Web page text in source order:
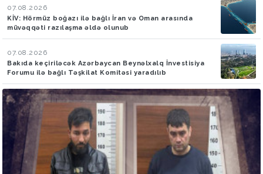
07.08.2026
KİV: Hörmüz boğazı ilə bağlı İran və Oman arasında
müvəqqəti razılaşma əldə olunub
07.08.2026
Bakıda keçiriləcək Azərbaycan Beynəlxalq İnvestisiya
Forumu ilə bağlı Təşkilat Komitəsi yaradılıb